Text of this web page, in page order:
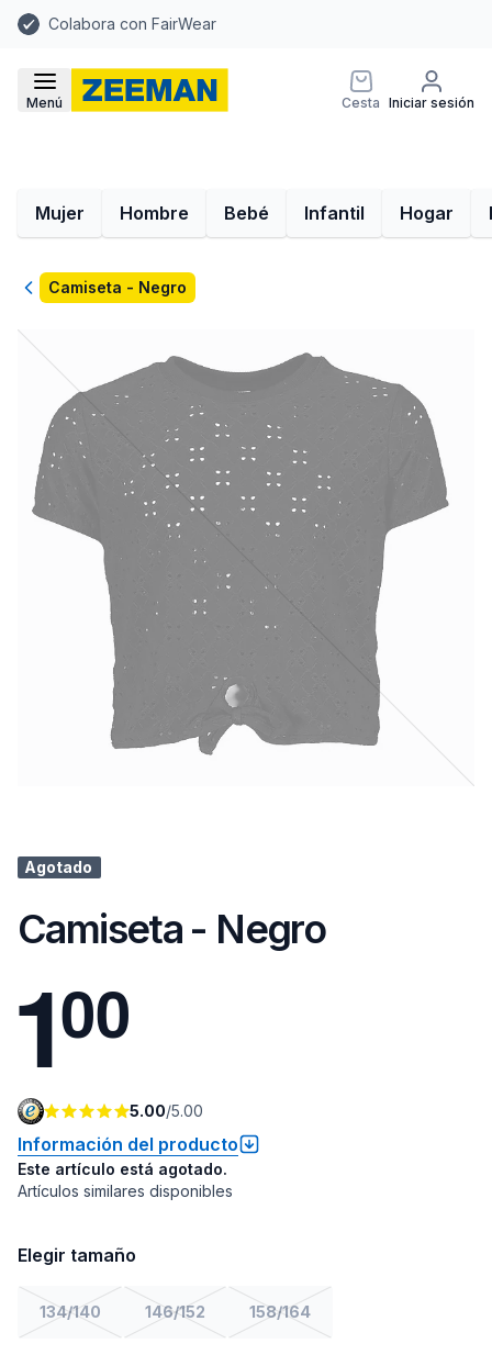
Colabora con FairWear
Menú Cesta Iniciar sesión
Mujer Hombre Bebé Infantil Hogar
VolverCamiseta - Negro
Agotado
Camiseta - Negro
100
5.00/5.00
Información del producto
Este artículo está agotado.
Artículos similares disponibles
Elegir tamaño
134/140 146/152 158/164